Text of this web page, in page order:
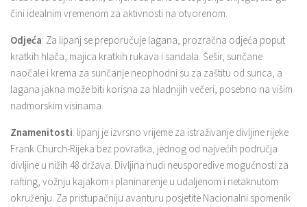
čini idealnim vremenom za aktivnosti na otvorenom.
Odjeća: Za lipanj se preporučuje lagana, prozračna odjeća poput
kratkih hlača, majica kratkih rukava i sandala. Šešir, sunčane
naočale i krema za sunčanje neophodni su za zaštitu od sunca, a
lagana jakna može biti korisna za hladnijih večeri, posebno na višim
nadmorskim visinama.
Znamenitosti: lipanj je izvrsno vrijeme za istraživanje divljine rijeke
Frank Church-Rijeka bez povratka, jednog od najvećih područja
divljine u nižih 48 država. Divljina nudi neusporedive mogućnosti za
rafting, vožnju kajakom i planinarenje u udaljenom i netaknutom
okruženju. Za pristupačniju avanturu posjetite Nacionalni spomenik